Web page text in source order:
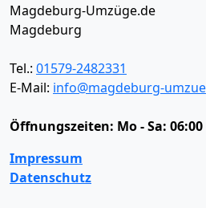
Magdeburg-Umzüge.de
Magdeburg
Tel.: 01579-2482331
E-Mail: info@magdeburg-
Öffnungszeiten: Mo - Sa:
Impressum
Datenschutz